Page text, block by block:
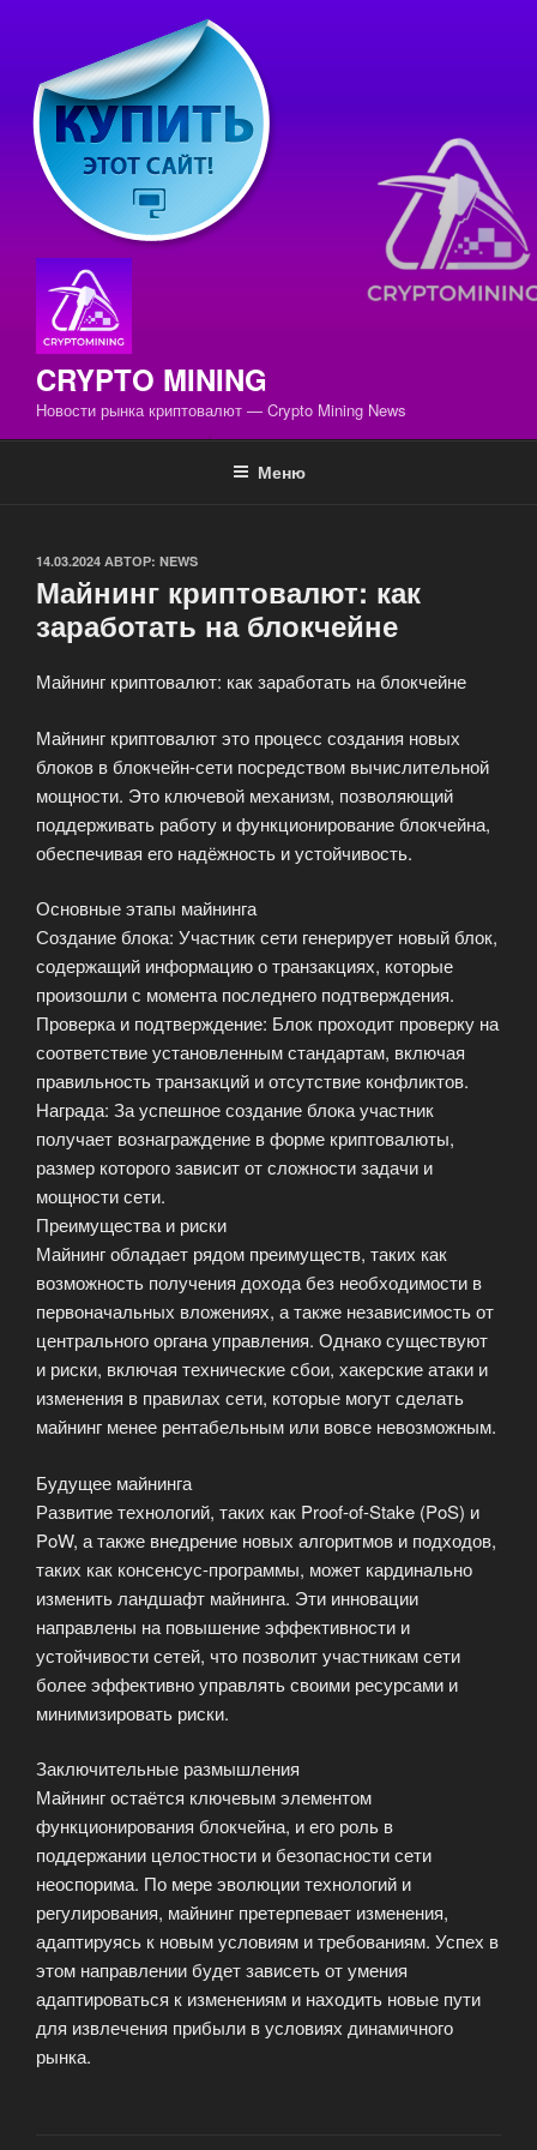
содержимому
CRYPTO MINING
Новости рынка криптовалют — Crypto Mining News
Меню
ОПУБЛИКОВАНО
14.03.2024 АВТОР: NEWS
Майнинг криптовалют: как
заработать на блокчейне
Майнинг криптовалют: как заработать на блокчейне
Майнинг криптовалют это процесс создания новых
блоков в блокчейн-сети посредством вычислительной
мощности. Это ключевой механизм, позволяющий
поддерживать работу и функционирование блокчейна,
обеспечивая его надёжность и устойчивость.
Основные этапы майнинга
Создание блока: Участник сети генерирует новый блок,
содержащий информацию о транзакциях, которые
произошли с момента последнего подтверждения.
Проверка и подтверждение: Блок проходит проверку на
соответствие установленным стандартам, включая
правильность транзакций и отсутствие конфликтов.
Награда: За успешное создание блока участник
получает вознаграждение в форме криптовалюты,
размер которого зависит от сложности задачи и
мощности сети.
Преимущества и риски
Майнинг обладает рядом преимуществ, таких как
возможность получения дохода без необходимости в
первоначальных вложениях, а также независимость от
центрального органа управления. Однако существуют
и риски, включая технические сбои, хакерские атаки и
изменения в правилах сети, которые могут сделать
майнинг менее рентабельным или вовсе невозможным.
Будущее майнинга
Развитие технологий, таких как Proof-of-Stake (PoS) и
PoW, а также внедрение новых алгоритмов и подходов,
таких как консенсус-программы, может кардинально
изменить ландшафт майнинга. Эти инновации
направлены на повышение эффективности и
устойчивости сетей, что позволит участникам сети
более эффективно управлять своими ресурсами и
минимизировать риски.
Заключительные размышления
Майнинг остаётся ключевым элементом
функционирования блокчейна, и его роль в
поддержании целостности и безопасности сети
неоспорима. По мере эволюции технологий и
регулирования, майнинг претерпевает изменения,
адаптируясь к новым условиям и требованиям. Успех в
этом направлении будет зависеть от умения
адаптироваться к изменениям и находить новые пути
для извлечения прибыли в условиях динамичного
рынка.